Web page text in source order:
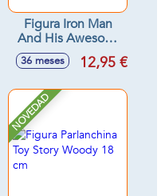
Figura Iron Man
And His Awesone
Friends.
36 meses 12,95 €
NOVEDAD